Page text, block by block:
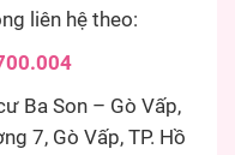
liên hệ theo:
Ba Son – Gò Vấp,
7, Gò Vấp, TP. Hồ